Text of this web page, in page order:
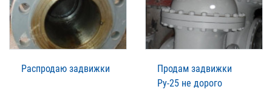
Распродаю задвижки
Продам задвижки
Ру-25 не дорого